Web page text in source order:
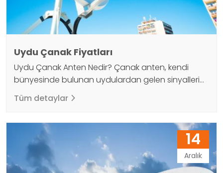
Uydu Çanak Fiyatları
Uydu Çanak Anten Nedir? Çanak anten, kendi
bünyesinde bulunan uydulardan gelen sinyalleri
alıp sonunda bulunan LNB'ye geri yansıtan ve
görüntünün alınmasını sağlayan antendir. Yani
izlemek için gerekli bir ekipmandır. Çapları 45 cm ile
5 metre arasında değişen çanak antenler
bulunmaktadır. Ülkemizde uydu 4a için en az 70
cm çapında…
Tüm detaylar
14
Aralık